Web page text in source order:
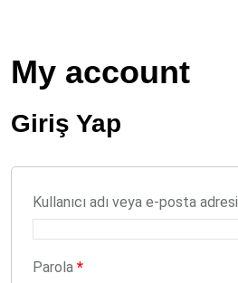
My account
Giriş Yap
Kullanıcı adı veya e-posta adresi
Parola *Gerekli